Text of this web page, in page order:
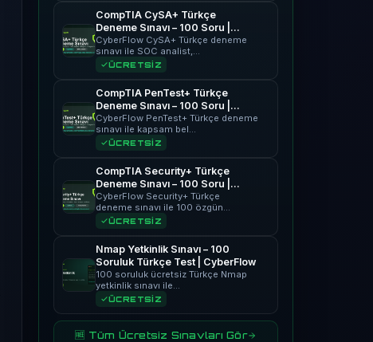
CompTIA CySA+ Türkçe
Deneme Sınavı – 100 Soru |
CyberFlow
CyberFlow CySA+ Türkçe deneme
sınavı ile SOC analist,…
ÜCRETSİZ
CompTIA PenTest+ Türkçe
Deneme Sınavı – 100 Soru |
CyberFlow
CyberFlow PenTest+ Türkçe deneme
sınavı ile kapsam bel…
ÜCRETSİZ
CompTIA Security+ Türkçe
Deneme Sınavı – 100 Soru |
CyberFlow
CyberFlow Security+ Türkçe
deneme sınavı ile 100 özgün…
ÜCRETSİZ
Nmap Yetkinlik Sınavı – 100
Soruluk Türkçe Test | CyberFlow
100 soruluk ücretsiz Türkçe Nmap
yetkinlik sınavı ile…
ÜCRETSİZ
🆓 Tüm Ücretsiz Sınavları Gör